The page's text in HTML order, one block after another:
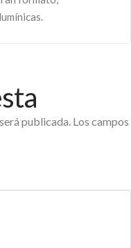
publicada. Los campos